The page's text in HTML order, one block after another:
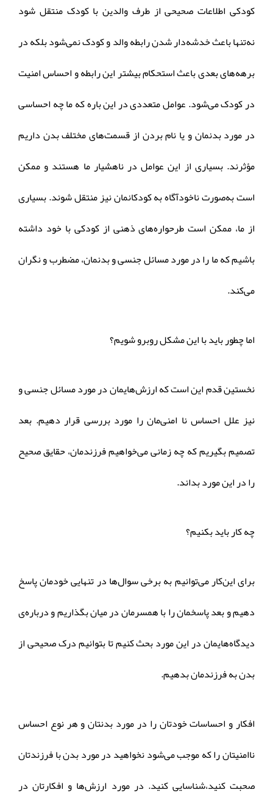
کودکی اطلاعات صحیحی از طرف والدین با کودک منتقل شود
نه‌تنها باعث خدشه‌دار شدن رابطه والد و کودک نمی‌شود بلکه در
برهه‌های بعدی باعث استحکام بیشتر این رابطه و احساس امنیت
در کودک می‌شود. عوامل متعددی در این باره که ما چه احساسی
در مورد بدنمان و یا نام بردن از قسمت‌های مختلف بدن داریم
مؤثرند. بسیاری از این عوامل در ناهشیار ما هستند و ممکن
است به‌صورت ناخودآگاه به کودکانمان نیز منتقل شوند. بسیاری
از ما، ممکن است طرحواره‌های ذهنی از کودکی با خود داشته
باشیم که ما را در مورد مسائل جنسی و بدنمان، مضطرب و نگران
می‌کند.
اما چطور باید با این مشکل روبرو شویم؟
نخستین قدم این است که ارزش‌هایمان در مورد مسائل جنسی و
نیز علل احساس نا امنی‌مان را مورد بررسی قرار دهیم. بعد
تصمیم بگیریم که چه زمانی می‌خواهیم فرزندمان، حقایق صحیح
را در این مورد بداند.
چه کار باید بکنیم؟
برای این‌کار می‌توانیم به برخی سوال‌ها در تنهایی خودمان پاسخ
دهیم و بعد پاسخمان را با همسرمان در میان بگذاریم و درباره‌ی
دیدگاه‌هایمان در این مورد بحث کنیم تا بتوانیم درک صحیحی از
بدن به فرزندمان بدهیم.
افکار و احساسات خودتان را در مورد بدنتان و هر نوع احساس
ناامنی‎تان را که موجب می‌شود نخواهید در مورد بدن با فرزندتان
صحبت کنید،شناسایی کنید. در مورد ارزش‌ها و افکارتان در